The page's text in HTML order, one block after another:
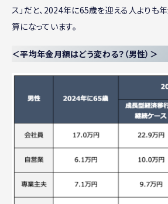
ス」だと、2024年に65歳を迎える人よりも
算になっています。
＜平均年金月額はどう変わる？（男性）＞